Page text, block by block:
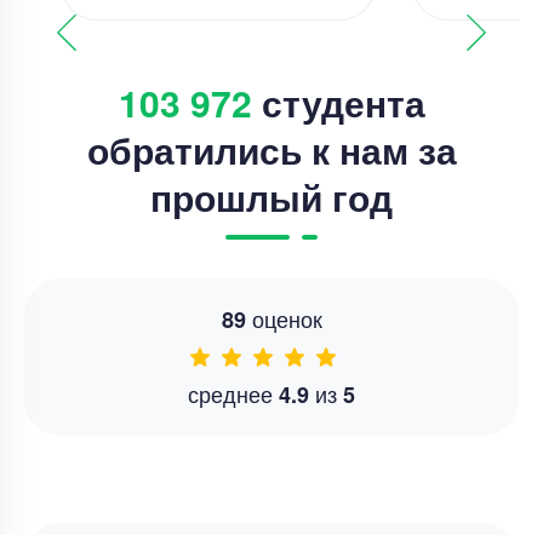
103 972 студента
обратились к нам за
прошлый год
89оценок
среднее4.9 из5